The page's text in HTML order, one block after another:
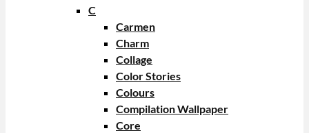
C
Carmen
Charm
Collage
Color Stories
Colours
Compilation Wallpaper
Core